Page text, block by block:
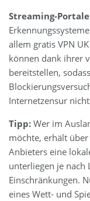
Streaming-Portale
allem gratis VPN
können dank ihrer
bereitstellen,
Internetzensur
Tipp: Wer im
möchte, erhält über
Anbieters eine
unterliegen je nach
Einschränkungen.
eines Wett- und